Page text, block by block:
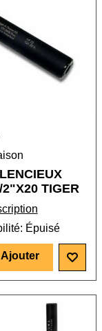
TIGER
: Épuisé
Ajouter